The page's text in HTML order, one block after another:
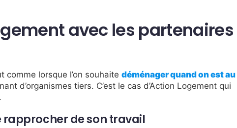
avec les partenaires
comme lorsque l’on souhaitedéménager quand on est au
d’organismes tiers. C’est le cas d’Action Logement qui
rapprocher de son travail